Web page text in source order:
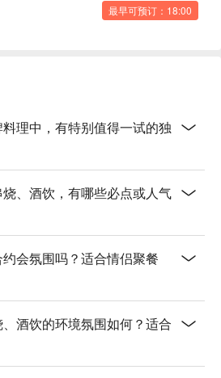
干鲭鱼) | 烤功一流，烟熏味和鲜味
| 顶级松阪猪，烤得恰到好处，口感
问店员买三送一的优惠！
冰茶) | 后劲十足的经典款，一杯只
| 一杯 $280，让你瞬间置身热带海
推荐由 AI 汇整网络热门口碑。（贴
请理性饮酒｜过量饮酒，有害健
最早可预订：18:00
理中，有特别值得一试的独
、酒饮，有哪些必点或人气
会氛围吗？适合情侣聚餐
酒饮的环境氛围如何？适合